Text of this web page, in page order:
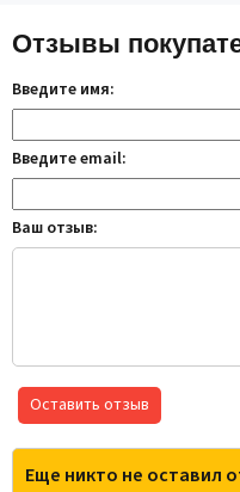
Отзывы
Введите имя:
Введите email:
Ваш отзыв:
Оставить отзыв
Еще никто не оставил